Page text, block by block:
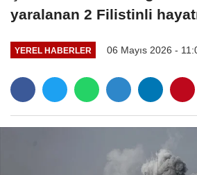
yaralanan 2 Filistinli
YEREL HABERLER 06 Mayıs 2026 -